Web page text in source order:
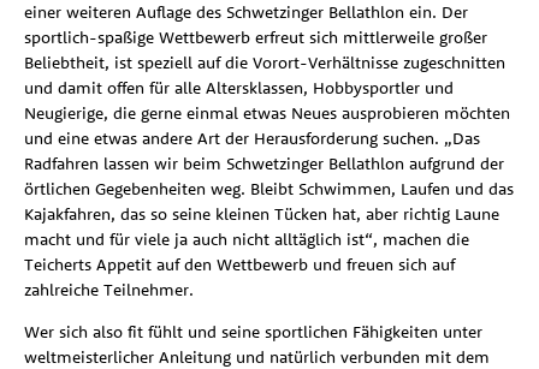
einer weiteren Auflage des Schwetzinger Bellathlon ein. Der
sportlich-spaßige Wettbewerb erfreut sich mittlerweile großer
Beliebtheit, ist speziell auf die Vorort-Verhältnisse zugeschnitten
und damit offen für alle Altersklassen, Hobbysportler und
Neugierige, die gerne einmal etwas Neues ausprobieren möchten
und eine etwas andere Art der Herausforderung suchen. „Das
Radfahren lassen wir beim Schwetzinger Bellathlon aufgrund der
örtlichen Gegebenheiten weg. Bleibt Schwimmen, Laufen und das
Kajakfahren, das so seine kleinen Tücken hat, aber richtig Laune
macht und für viele ja auch nicht alltäglich ist“, machen die
Teicherts Appetit auf den Wettbewerb und freuen sich auf
zahlreiche Teilnehmer.
Wer sich also fit fühlt und seine sportlichen Fähigkeiten unter
weltmeisterlicher Anleitung und natürlich verbunden mit dem